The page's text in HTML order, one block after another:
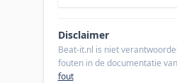
Disclaimer
Beat-it.nl is niet
fouten in de documentatie
fout